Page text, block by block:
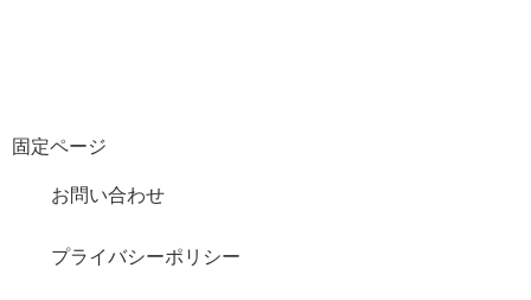
固定ページ
お問い合わせ
プライバシーポリシー